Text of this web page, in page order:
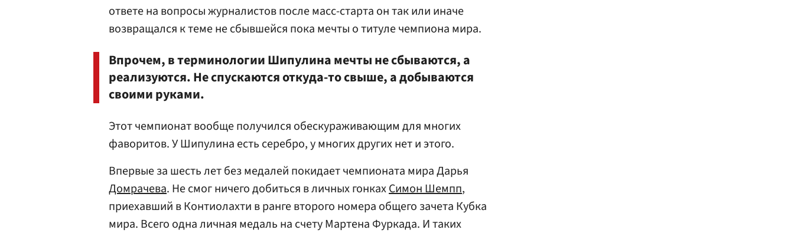
ответе на вопросы журналистов после масс-старта он так или иначе
возвращался к теме не сбывшейся пока мечты о титуле чемпиона мира.
Впрочем, в терминологии Шипулина мечты не сбываются, а
реализуются. Не спускаются откуда-то свыше, а добываются
своими руками.
Этот чемпионат вообще получился обескураживающим для многих
фаворитов. У Шипулина есть серебро, у многих других нет и этого.
Впервые за шесть лет без медалей покидает чемпионата мира Дарья
Домрачева. Не смог ничего добиться в личных гонкахСимон Шемпп,
приехавший в Контиолахти в ранге второго номера общего зачета Кубка
мира. Всего одна личная медаль на счету Мартена Фуркада. И таких